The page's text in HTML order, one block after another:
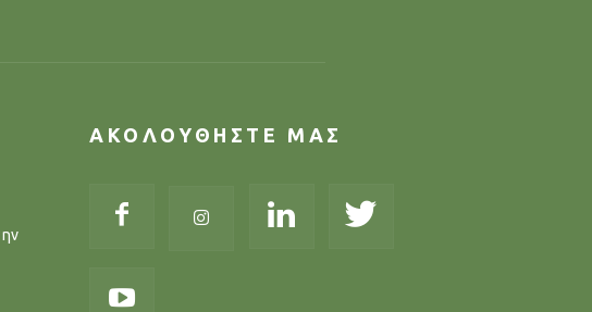
ΑΚΟΛΟΥΘΗΣΤΕ ΜΑΣ